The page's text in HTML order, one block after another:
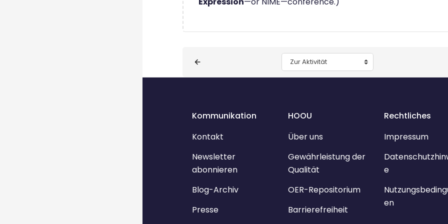
Blöcke Zur Aktivität
Kommunikation
Kontakt
Newsletter
abonnieren
Blog-Archiv
Presse
HOOU
Über uns
Gewährleistung der
Qualität
OER-Repositorium
Barrierefreiheit
Rechtliches
Impressum
e
en